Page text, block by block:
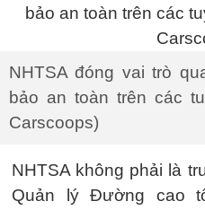
NHTSA đóng vai trò
bảo an toàn trên các
Carscoops)
NHTSA không phải là
Quản lý Đường cao